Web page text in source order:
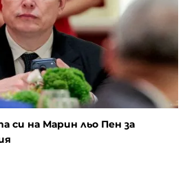
си на Марин льо Пен за